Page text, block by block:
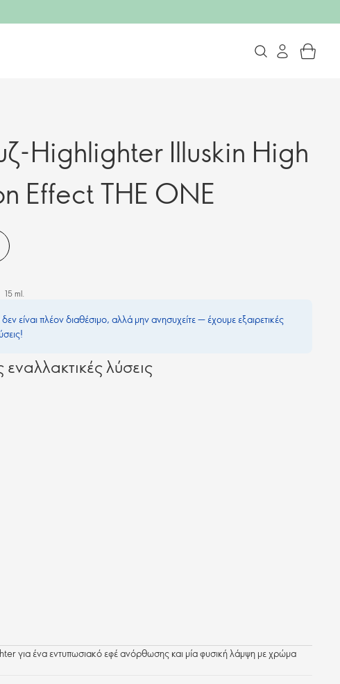
Highlighter Illuskin High
Effect THE ONE
15 ml.
είναι πλέον διαθέσιμο, αλλά μην ανησυχείτε — έχουμε εξαιρετικές
λύσεις
για ένα εντυπωσιακό εφέ ανόρθωσης και μία φυσική λάμψη με χρώμα